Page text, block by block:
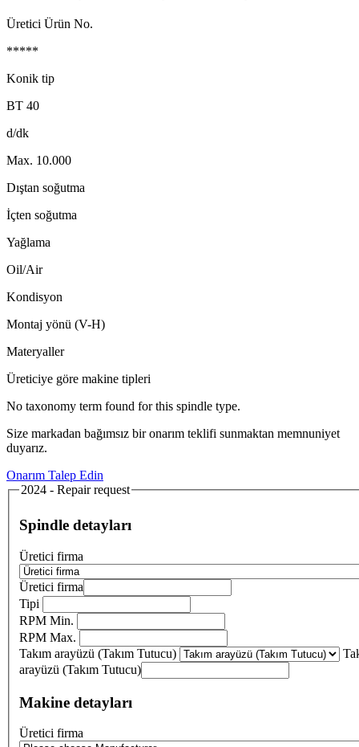
Üretici Ürün No.
*****
Konik tip
BT 40
d/dk
Max. 10.000
Dıştan soğutma
İçten soğutma
Yağlama
Oil/Air
Kondisyon
Montaj yönü (V-H)
Materyaller
Üreticiye göre makine tipleri
No taxonomy term found for this spindle type.
Size markadan bağımsız bir onarım teklifi sunmaktan memnuniyet
duyarız.
Onarım Talep Edin
2024 - Repair request
Spindle detayları
Üretici firma
Üretici firma
Tipi
RPM Min.
RPM Max.
Takım arayüzü (Takım Tutucu)
arayüzü (Takım Tutucu)
Makine detayları
Üretici firma